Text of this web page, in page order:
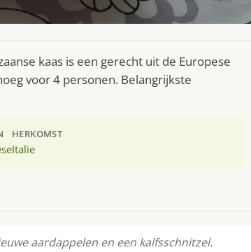
kaas is een gerecht uit de Europese
voor 4 personen. Belangrijkste
HERKOMST
Italie
aardappelen en een kalfsschnitzel.